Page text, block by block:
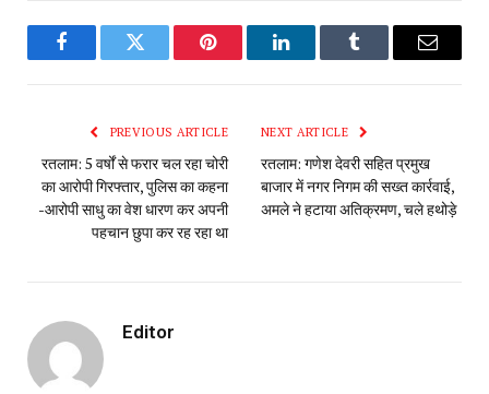
FacebookTwitter Pinterest LinkedInTumblr Email
PREVIOUS ARTICLE
रतलाम: 5 वर्षों से फरार चल रहा चोरी
का आरोपी गिरफ्तार, पुलिस का कहना
-आरोपी साधु का वेश धारण कर अपनी
पहचान छुपा कर रह रहा था
NEXT ARTICLE
रतलाम: गणेश देवरी सहित प्रमुख
बाजार में नगर निगम की सख्त कार्रवाई,
अमले ने हटाया अतिक्रमण, चले हथोड़े
Editor